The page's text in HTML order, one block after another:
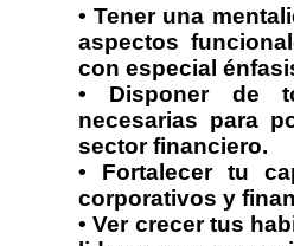
• Tener una
aspectos
con especial
• Disponer de
necesarias para
sector financiero.
• Fortalecer tu
corporativos y
• Ver crecer tus